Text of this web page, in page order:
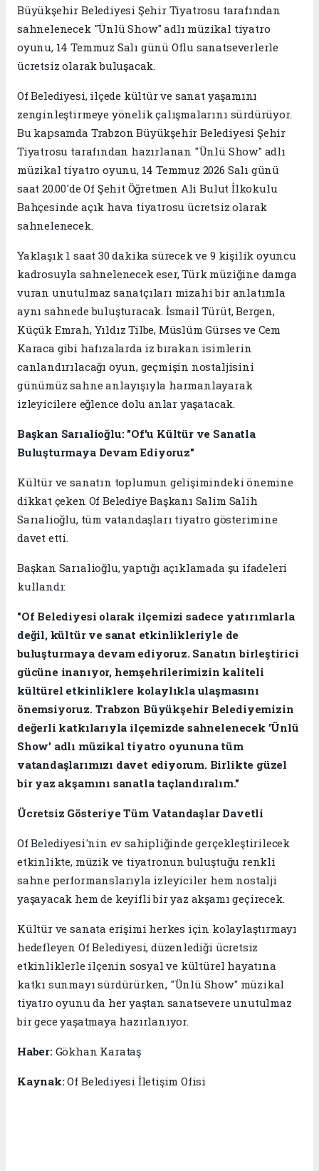
Büyükşehir Belediyesi Şehir Tiyatrosu tarafından
sahnelenecek "Ünlü Show" adlı müzikal tiyatro
oyunu, 14 Temmuz Salı günü Oflu sanatseverlerle
ücretsiz olarak buluşacak.
Of Belediyesi, ilçede kültür ve sanat yaşamını
zenginleştirmeye yönelik çalışmalarını sürdürüyor.
Bu kapsamda Trabzon Büyükşehir Belediyesi Şehir
Tiyatrosu tarafından hazırlanan "Ünlü Show" adlı
müzikal tiyatro oyunu, 14 Temmuz 2026 Salı günü
saat 20.00'de Of Şehit Öğretmen Ali Bulut İlkokulu
Bahçesinde açık hava tiyatrosu ücretsiz olarak
sahnelenecek.
Yaklaşık 1 saat 30 dakika sürecek ve 9 kişilik oyuncu
kadrosuyla sahnelenecek eser, Türk müziğine damga
vuran unutulmaz sanatçıları mizahi bir anlatımla
aynı sahnede buluşturacak. İsmail Türüt, Bergen,
Küçük Emrah, Yıldız Tilbe, Müslüm Gürses ve Cem
Karaca gibi hafızalarda iz bırakan isimlerin
canlandırılacağı oyun, geçmişin nostaljisini
günümüz sahne anlayışıyla harmanlayarak
izleyicilere eğlence dolu anlar yaşatacak.
Başkan Sarıalioğlu: "Of'u Kültür ve Sanatla
Buluşturmaya Devam Ediyoruz"
Kültür ve sanatın toplumun gelişimindeki önemine
dikkat çeken Of Belediye Başkanı Salim Salih
Sarıalioğlu, tüm vatandaşları tiyatro gösterimine
davet etti.
Başkan Sarıalioğlu, yaptığı açıklamada şu ifadeleri
kullandı:
"Of Belediyesi olarak ilçemizi sadece yatırımlarla
değil, kültür ve sanat etkinlikleriyle de
buluşturmaya devam ediyoruz. Sanatın birleştirici
gücüne inanıyor, hemşehrilerimizin kaliteli
kültürel etkinliklere kolaylıkla ulaşmasını
önemsiyoruz. Trabzon Büyükşehir Belediyemizin
değerli katkılarıyla ilçemizde sahnelenecek 'Ünlü
Show' adlı müzikal tiyatro oyununa tüm
vatandaşlarımızı davet ediyorum. Birlikte güzel
bir yaz akşamını sanatla taçlandıralım."
Ücretsiz Gösteriye Tüm Vatandaşlar Davetli
Of Belediyesi'nin ev sahipliğinde gerçekleştirilecek
etkinlikte, müzik ve tiyatronun buluştuğu renkli
sahne performanslarıyla izleyiciler hem nostalji
yaşayacak hem de keyifli bir yaz akşamı geçirecek.
Kültür ve sanata erişimi herkes için kolaylaştırmayı
hedefleyen Of Belediyesi, düzenlediği ücretsiz
etkinliklerle ilçenin sosyal ve kültürel hayatına
katkı sunmayı sürdürürken, "Ünlü Show" müzikal
tiyatro oyunu da her yaştan sanatsevere unutulmaz
bir gece yaşatmaya hazırlanıyor.
Haber:Gökhan Karataş
Kaynak:Of Belediyesi İletişim Ofisi